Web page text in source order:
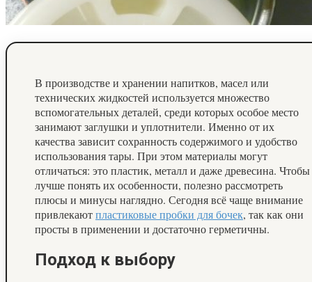
В производстве и хранении напитков, масел или
технических жидкостей используется множество
вспомогательных деталей, среди которых особое место
занимают заглушки и уплотнители. Именно от их
качества зависит сохранность содержимого и удобство
использования тары. При этом материалы могут
отличаться: это пластик, металл и даже древесина. Чтобы
лучше понять их особенности, полезно рассмотреть
плюсы и минусы наглядно. Сегодня всё чаще внимание
привлекаютпластиковые пробки для бочек, так как они
просты в применении и достаточно герметичны.
Подход к выбору